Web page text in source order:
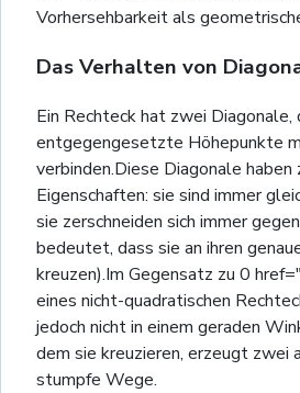
Vorhersehbarkeit als
Das Verhalten von
Ein Rechteck hat zwei Diagonale,
entgegengesetzte Höhepunkte
verbinden.Diese Diagonale
Eigenschaften: sie sind immer
sie zerschneiden sich immer
bedeutet, dass sie an ihren
kreuzen).Im Gegensatz zu 0
eines nicht-quadratischen
jedoch nicht in einem geraden
dem sie kreuzieren, erzeugt zwei
stumpfe Wege.